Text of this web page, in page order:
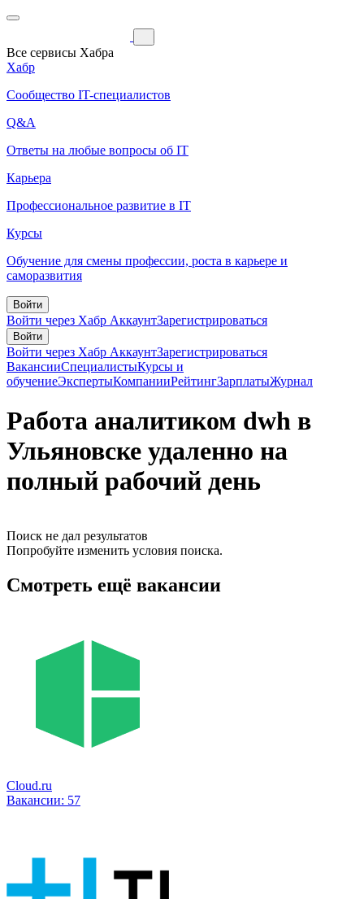
Все сервисы Хабра
Хабр
Сообщество IT-специалистов
Q&A
Ответы на любые вопросы об IT
Карьера
Профессиональное развитие в IT
Курсы
Обучение для смены профессии, роста в карьере и
саморазвития
Войти
Войти через Хабр АккаунтЗарегистрироваться
Войти
Войти через Хабр АккаунтЗарегистрироваться
ВакансииСпециалистыКурсы и
обучениеЭкспертыКомпанииРейтингЗарплатыЖурнал
Работа аналитиком dwh в
Ульяновске удаленно на
полный рабочий день
Поиск не дал результатов
Попробуйте изменить условия поиска.
Смотреть ещё вакансии
Cloud.ru
Вакансии: 57